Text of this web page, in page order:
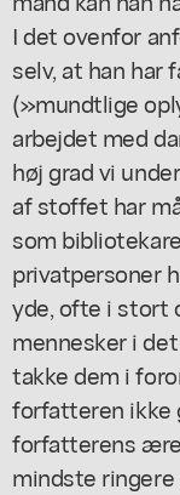
I det ovenfor
selv, at han
(»mundtlige
arbejdet med
høj grad vi
af stoffet har
som
privatpersoner
yde, ofte i stort
mennesker i
takke dem i
forfatteren ikke
forfatterens
mindste